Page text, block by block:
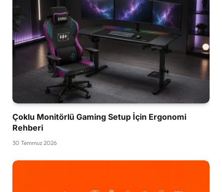
Çoklu Monitörlü Gaming Setup İçin Ergonomi
Rehberi
30 Temmuz 2026